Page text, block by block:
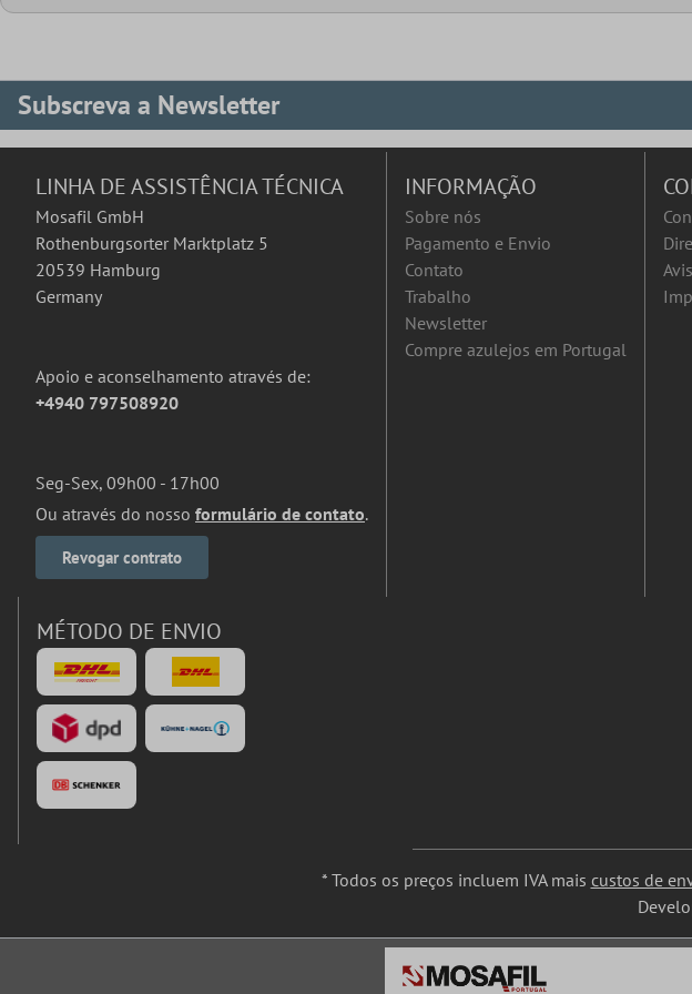
Subscreva a Newsletter
LINHA DE ASSISTÊNCIA TÉCNICA
Mosafil GmbH
Rothenburgsorter Marktplatz 5
20539 Hamburg
Germany
Apoio e aconselhamento através de:
+4940 797508920
Seg-Sex, 09h00 - 17h00
Ou através do nosso formulário de contato.
Revogar contrato
INFORMAÇÃO
Sobre nós
Pagamento e Envio
Contato
Trabalho
Newsletter
Compre azulejos em Portugal
MÉTODO DE ENVIO
* Todos os preços incluem IVA mais custos de